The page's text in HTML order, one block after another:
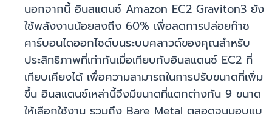
นอกจากนี้ อินสแตนซ์ Amazon EC2 Graviton3 ยัง
ใช้พลังงานน้อยลงถึง 60% เพื่อลดการปล่อยก๊าซ
คาร์บอนไดออกไซด์บนระบบคลาวด์ของคุณสำหรับ
ประสิทธิภาพที่เท่ากันเมื่อเทียบกับอินสแตนซ์ EC2 ที่
เทียบเคียงได้ เพื่อความสามารถในการปรับขนาดที่เพิ่ม
ขึ้น อินสแตนซ์เหล่านี้จึงมีขนาดที่แตกต่างกัน 9 ขนาด